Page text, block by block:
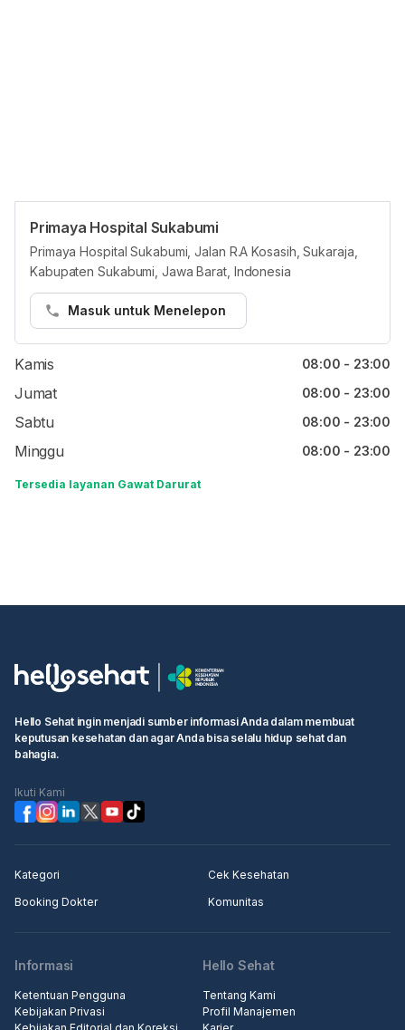
Primaya Hospital Sukabumi
Primaya Hospital Sukabumi, Jalan R.A Kosasih, Sukaraja,
Kabupaten Sukabumi, Jawa Barat, Indonesia
Masuk untuk Menelepon
Jam reguler
Senin
Selasa
Kamis 08:00 - 23:00
Jumat 08:00 - 23:00
Sabtu 08:00 - 23:00
Minggu 08:00 - 23:00
Tersedia layanan Gawat Darurat
Hello Sehat ingin menjadi sumber informasi Anda dalam membuat
keputusan kesehatan dan agar Anda bisa selalu hidup sehat dan
bahagia.
Ikuti Kami
Kategori
Cek Kesehatan
Booking Dokter
Komunitas
Informasi
Ketentuan Pengguna
Kebijakan Privasi
Hello Sehat
Tentang Kami
Profil Manajemen